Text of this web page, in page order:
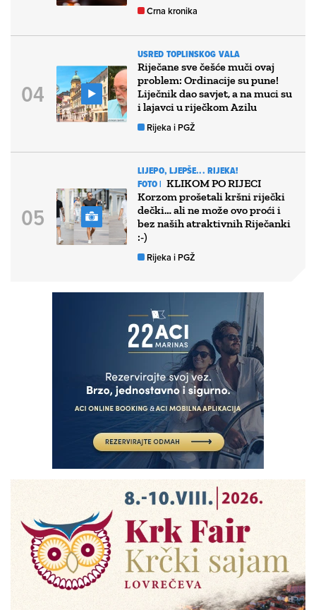
Crna kronika
USRED TOPLINSKOG VALA
Riječane sve češće muči ovaj
problem: Ordinacije su pune!
Liječnik dao savjet, a na muci su
i lajavci u riječkom Azilu
Rijeka i PGŽ
LIJEPO, LJEPŠE... RIJEKA!
FOTO | KLIKOM PO RIJECI
Korzom prošetali kršni riječki
dečki… ali ne može ovo proći i
bez naših atraktivnih Riječanki
:-)
Rijeka i PGŽ